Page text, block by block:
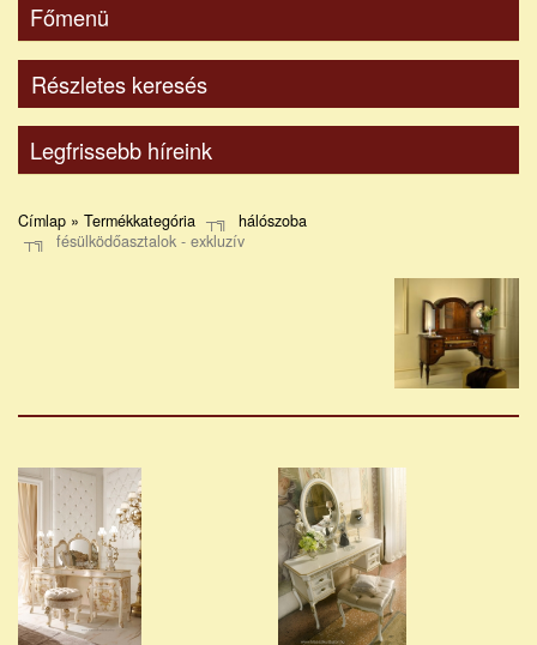
Főmenü
Részletes keresés
Legfrissebb híreink
Címlap » Termékkategória
hálószoba
fésülködőasztalok - exkluzív